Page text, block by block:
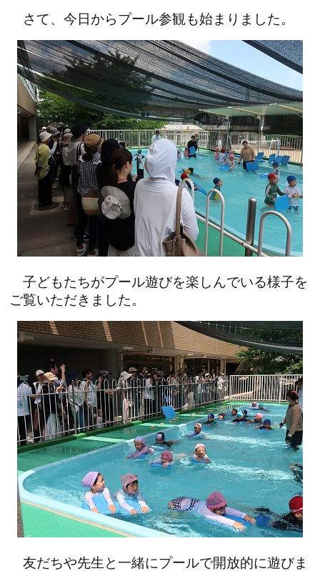
さて、今日からプール参観も始まりました。
子どもたちがプール遊びを楽しんでいる様子を
ご覧いただきました。
友だちや先生と一緒にプールで開放的に遊びま